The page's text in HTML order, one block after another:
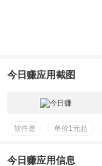
今日赚应用截图
软件是 单价1元起
今日赚应用信息